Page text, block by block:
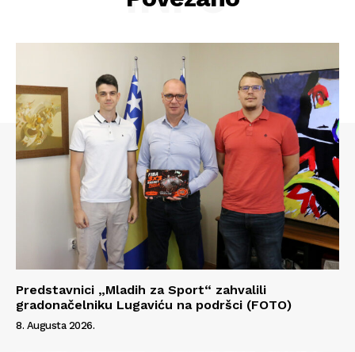
Predstavnici „Mladih za Sport“ zahvalili
gradonačelniku Lugaviću na podršci (FOTO)
8. Augusta 2026.